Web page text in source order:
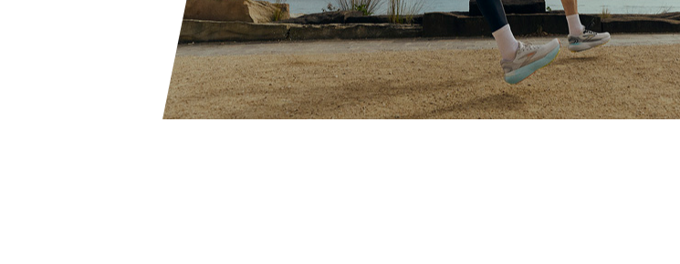
Adidasadi365 Tank - 29 %